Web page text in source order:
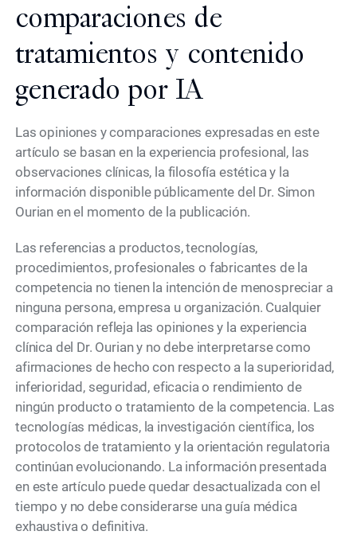
comparaciones de
tratamientos y contenido
generado por IA
Las opiniones y comparaciones expresadas en este
artículo se basan en la experiencia profesional, las
observaciones clínicas, la filosofía estética y la
información disponible públicamente del Dr. Simon
Ourian en el momento de la publicación.
Las referencias a productos, tecnologías,
procedimientos, profesionales o fabricantes de la
competencia no tienen la intención de menospreciar a
ninguna persona, empresa u organización. Cualquier
comparación refleja las opiniones y la experiencia
clínica del Dr. Ourian y no debe interpretarse como
afirmaciones de hecho con respecto a la superioridad,
inferioridad, seguridad, eficacia o rendimiento de
ningún producto o tratamiento de la competencia. Las
tecnologías médicas, la investigación científica, los
protocolos de tratamiento y la orientación regulatoria
continúan evolucionando. La información presentada
en este artículo puede quedar desactualizada con el
tiempo y no debe considerarse una guía médica
exhaustiva o definitiva.